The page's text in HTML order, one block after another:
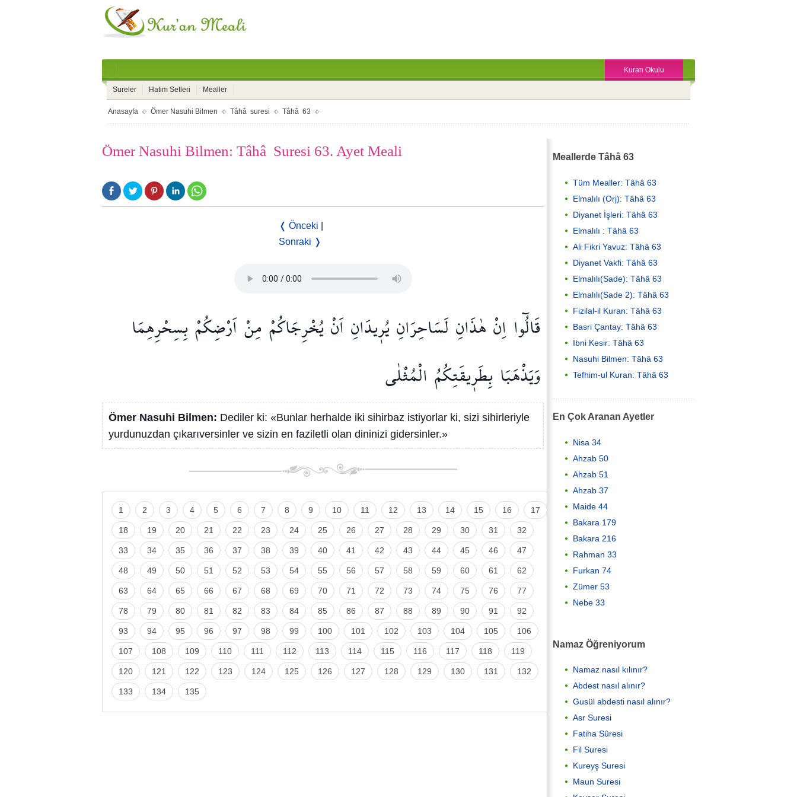
Kuran Okulu
Sureler Hatim Setleri Mealler
Anasayfa Ömer Nasuhi Bilmen Tâhâ suresi Tâhâ 63
Ömer Nasuhi Bilmen: Tâhâ Suresi 63. Ayet Meali
❬ Önceki
Sonraki ❭
قَالُٓوا اِنْ هٰذَانِلَسَاحِرَانِيُر۪يدَانِاَنْيُخْرِجَاكُمْ مِنْاَرْضِكُمْبِسِحْرِهِمَا
وَيَذْهَبَا بِطَر۪يقَتِكُمُ الْمُثْلٰى
Ömer Nasuhi Bilmen: Dediler ki: «Bunlar herhalde iki sihirbaz istiyorlar ki, sizi sihirleriyle
yurdunuzdan çıkarıversinler ve sizin en faziletli olan dininizi gidersinler.»
1 2 3 4 5 6 7 8 9 10 11 12 13 14 15 16 17
18 19 20 21 22 23 24 25 26 27 28 29 30 31 32
33 34 35 36 37 38 39 40 41 42 43 44 45 46 47
48 49 50 51 52 53 54 55 56 57 58 59 60 61 62
63 64 65 66 67 68 69 70 71 72 73 74 75 76 77
78 79 80 81 82 83 84 85 86 87 88 89 90 91 92
93 94 95 96 97 98 99 100 101 102 103 104 105 106
107 108 109 110 111 112 113 114 115 116 117 118 119
120 121 122 123 124 125 126 127 128 129 130 131 132
133 134 135
Meallerde Tâhâ 63
Tüm Mealler: Tâhâ 63
Elmalılı (Orj): Tâhâ 63
Diyanet İşleri: Tâhâ 63
Elmalılı : Tâhâ 63
Ali Fikri Yavuz: Tâhâ 63
Diyanet Vakfi: Tâhâ 63
Elmalılı(Sade): Tâhâ 63
Elmalılı(Sade 2): Tâhâ 63
Fizilal-il Kuran: Tâhâ 63
Basri Çantay: Tâhâ 63
İbni Kesir: Tâhâ 63
Nasuhi Bilmen: Tâhâ 63
Tefhim-ul Kuran: Tâhâ 63
En Çok Aranan Ayetler
Nisa 34
Ahzab 50
Ahzab 51
Ahzab 37
Maide 44
Bakara 179
Bakara 216
Rahman 33
Furkan 74
Zümer 53
Nebe 33
Namaz Öğreniyorum
Namaz nasıl kılınır?
Abdest nasıl alınır?
Gusül abdesti nasıl alınır?
Asr Suresi
Fatiha Sûresi
Fil Suresi
Kureyş Suresi
Maun Suresi